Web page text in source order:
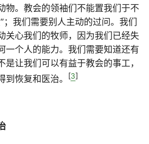
物。教会的领袖们不能置我们于不
；我们需要别人主动的过问。我们
关心我们的牧师，因为我们已经失
一个人的能力。我们需要知道还有
让我们可以有益于教会的事工，
到恢复和医治。
[3]